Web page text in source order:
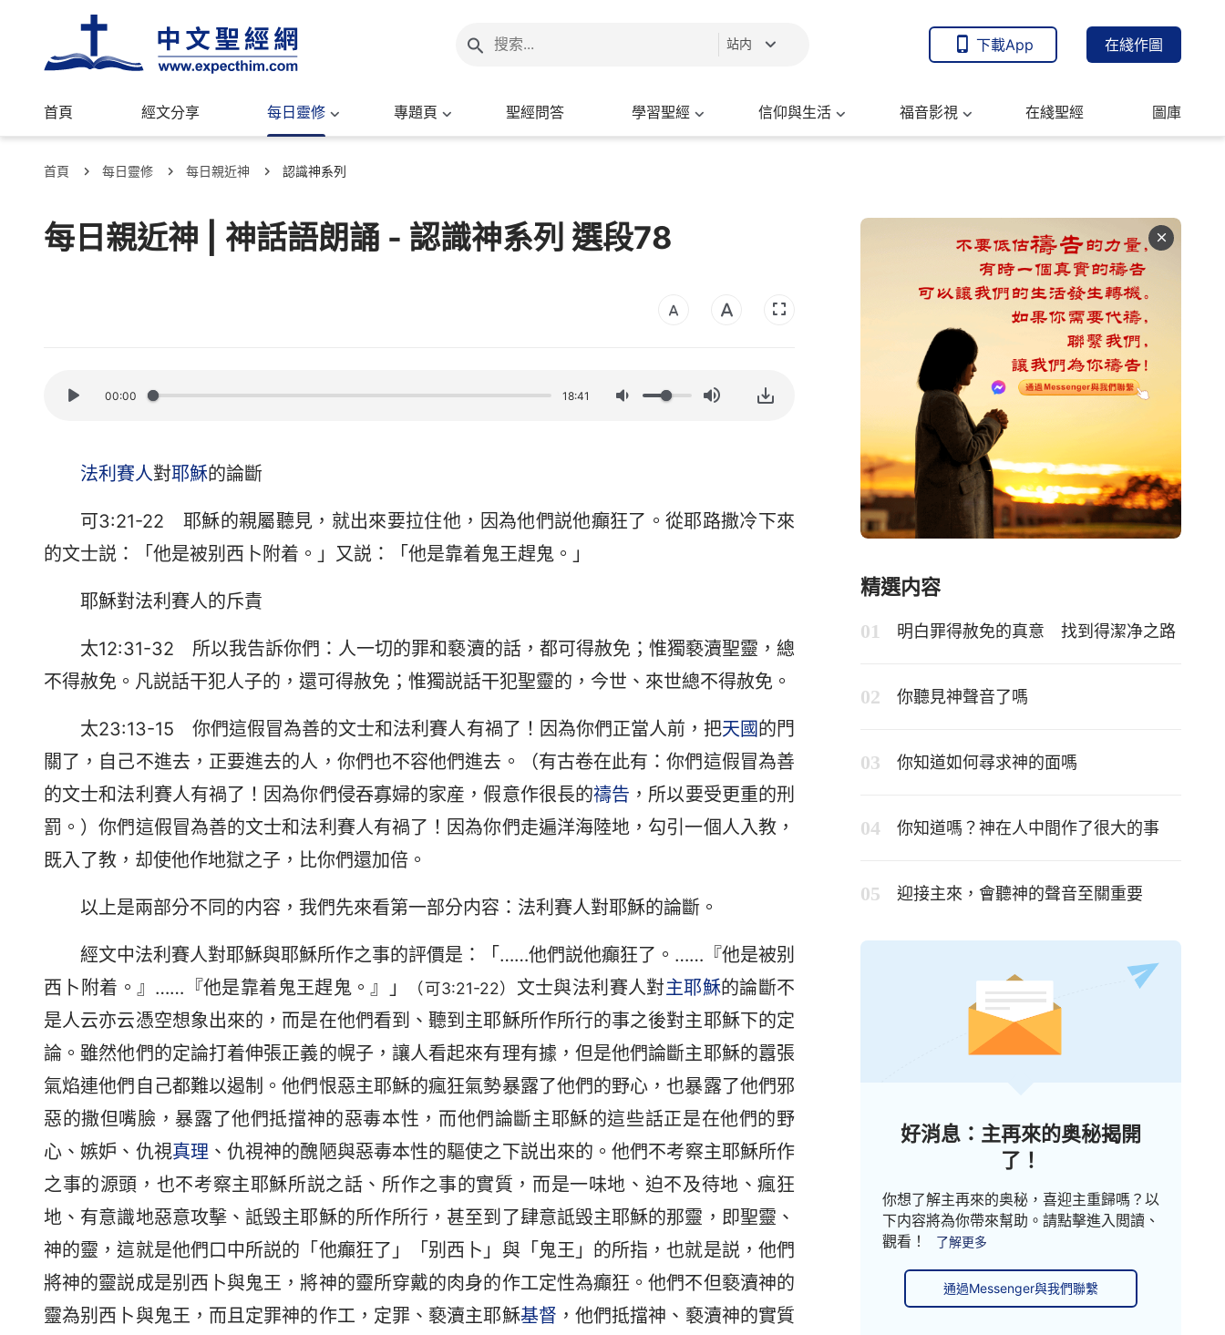
站内 下載App 在綫作圖
首頁 經文分享 每日靈修 專題頁 聖經問答 學習聖經 信仰與生活 福音影視 在綫聖經 圖庫
首頁 每日靈修 每日親近神 認識神系列
每日親近神 | 神話語朗誦 - 認識神系列 選段78
00:00 18:41
法利賽人對耶穌的論斷
可3:21-22 耶穌的親屬聽見，就出來要拉住他，因為他們説他癲狂了。從耶路撒冷下來
的文士説：「他是被别西卜附着。」又説：「他是靠着鬼王趕鬼。」
耶穌對法利賽人的斥責
太12:31-32 所以我告訴你們：人一切的罪和褻瀆的話，都可得赦免；惟獨褻瀆聖靈，總
不得赦免。凡説話干犯人子的，還可得赦免；惟獨説話干犯聖靈的，今世、來世總不得赦免。
太23:13-15 你們這假冒為善的文士和法利賽人有禍了！因為你們正當人前，把天國的門
關了，自己不進去，正要進去的人，你們也不容他們進去。（有古卷在此有：你們這假冒為善
的文士和法利賽人有禍了！因為你們侵吞寡婦的家産，假意作很長的禱告 ，所以要受更重的刑
罰。）你們這假冒為善的文士和法利賽人有禍了！因為你們走遍洋海陸地，勾引一個人入教，
既入了教，却使他作地獄之子，比你們還加倍。
以上是兩部分不同的内容，我們先來看第一部分内容：法利賽人對耶穌的論斷。
經文中法利賽人對耶穌與耶穌所作之事的評價是：「……他們説他癲狂了。……『他是被别
西卜附着。』……『他是靠着鬼王趕鬼。』」
（可3:21-22） 文士與法利賽人對主耶穌的論斷不
是人云亦云憑空想象出來的，而是在他們看到、聽到主耶穌所作所行的事之後對主耶穌下的定
論。雖然他們的定論打着伸張正義的幌子，讓人看起來有理有據，但是他們論斷主耶穌的囂張
氣焰連他們自己都難以遏制。他們恨惡主耶穌的瘋狂氣勢暴露了他們的野心，也暴露了他們邪
惡的撒但嘴臉，暴露了他們抵擋神的惡毒本性，而他們論斷主耶穌的這些話正是在他們的野
心、嫉妒、仇視真理、仇視神的醜陋與惡毒本性的驅使之下説出來的。他們不考察主耶穌所作
之事的源頭，也不考察主耶穌所説之話、所作之事的實質，而是一味地、迫不及待地、瘋狂
地、有意識地惡意攻擊、詆毁主耶穌的所作所行，甚至到了肆意詆毁主耶穌的那靈，即聖靈、
神的靈，這就是他們口中所説的「他癲狂了」「别西卜」與「鬼王」的所指，也就是説，他們
將神的靈説成是别西卜與鬼王，將神的靈所穿戴的肉身的作工定性為癲狂。他們不但褻瀆神的
靈為别西卜與鬼王，而且定罪神的作工，定罪、褻瀆主耶穌基督 ，他們抵擋神、褻瀆神的實質
精選内容
明白罪得赦免的真意 找到得潔净之路
你聽見神聲音了嗎
你知道如何尋求神的面嗎
你知道嗎？神在人中間作了很大的事
迎接主來，會聽神的聲音至關重要
好消息：主再來的奥秘揭開
了！
你想了解主再來的奥秘，喜迎主重歸嗎？以
下内容將為你帶來幫助。請點擊進入閲讀、
觀看！
了解更多
通過Messenger與我們聯繫